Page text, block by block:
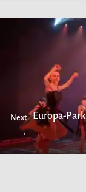
Next
→
Europa-